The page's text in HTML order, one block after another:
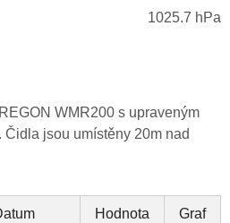
1025.7 hPa
WMR200 s upraveným
jsou umístěny 20m nad
Hodnota Graf